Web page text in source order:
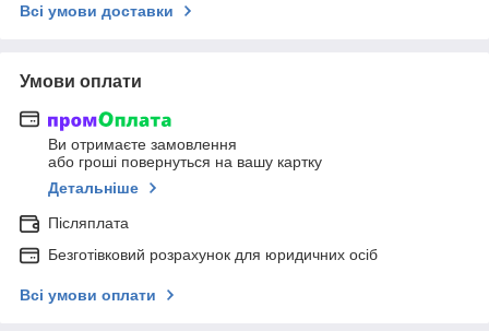
Всі умови доставки
Умови оплати
Ви отримаєте замовлення
або гроші повернуться на вашу картку
Детальніше
Післяплата
Безготівковий розрахунок для юридичних осіб
Всі умови оплати